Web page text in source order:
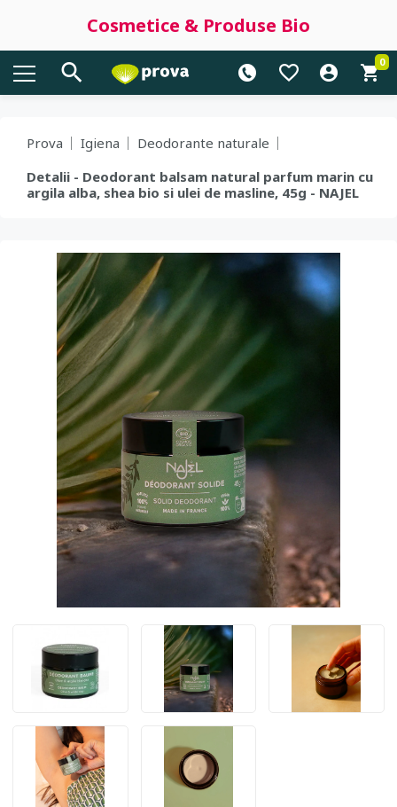
Cosmetice & Produse Bio
0
Prova Igiena
Deodorante naturale
Detalii - Deodorant balsam natural parfum marin cu
argila alba, shea bio si ulei de masline, 45g - NAJEL